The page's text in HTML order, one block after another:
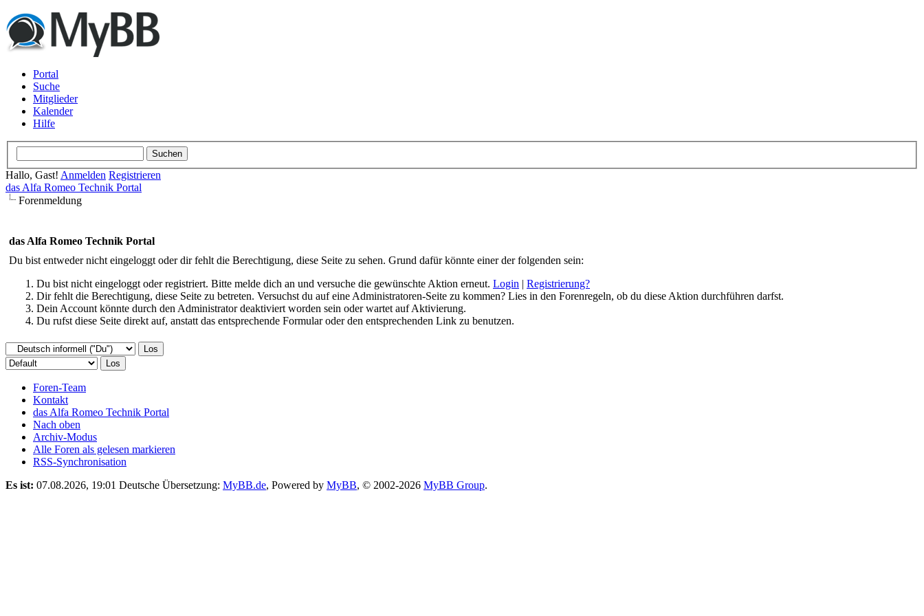
Portal
Suche
Mitglieder
Kalender
Hilfe
Hallo, Gast! Anmelden Registrieren
das Alfa Romeo Technik Portal
Forenmeldung
das Alfa Romeo Technik Portal
Du bist entweder nicht eingeloggt oder dir fehlt die Berechtigung, diese Seite zu sehen. Grund dafür könnte einer der folgenden sein:
Du bist nicht eingeloggt oder registriert. Bitte melde dich an und versuche die gewünschte Aktion erneut. Login | Registrierung?
Dir fehlt die Berechtigung, diese Seite zu betreten. Versuchst du auf eine Administratoren-Seite zu kommen? Lies in den Forenregeln, ob du diese Aktion durchführen darfst.
Dein Account könnte durch den Administrator deaktiviert worden sein oder wartet auf Aktivierung.
Du rufst diese Seite direkt auf, anstatt das entsprechende Formular oder den entsprechenden Link zu benutzen.
Foren-Team
Kontakt
das Alfa Romeo Technik Portal
Nach oben
Archiv-Modus
Alle Foren als gelesen markieren
RSS-Synchronisation
Es ist: 07.08.2026, 19:01 Deutsche Übersetzung: MyBB.de, Powered by MyBB, © 2002-2026 MyBB Group.